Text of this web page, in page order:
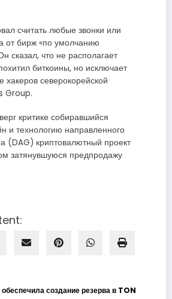
считать любые звонки или
от бирж «по умолчанию
сказал, что не располагает
биткоины, но исключает
хакеров северокорейской
Group.
критике собиравшийся
и технологию направленного
(DAG) криптовалютный проект
затянувшуюся предпродажу
создание резерва в TON